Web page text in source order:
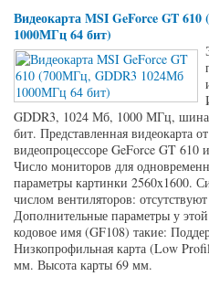
Видеокарта MSI GeForce GT
1000МГц 64 бит)
GDDR3, 1024 Мб, 1000 МГц, шина
бит. Представленная видеокарта
видеопроцессоре GeForce GT 610
Число мониторов для
параметры картинки 2560x1600.
числом вентиляторов:
Дополнительные параметры у
кодовое имя (GF108) такие:
Низкопрофильная карта (Low
мм. Высота карты 69 мм.